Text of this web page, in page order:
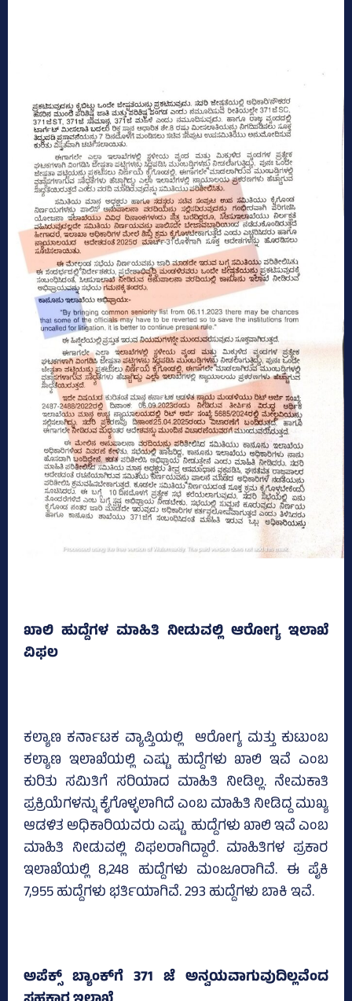
ಖಾಲಿ ಹುದ್ದೆಗಳ ಮಾಹಿತಿ ನೀಡುವಲ್ಲಿ ಆರೋಗ್ಯ ಇಲಾಖೆ
ವಿಫಲ
ಕಲ್ಯಾಣ ಕರ್ನಾಟಕ ವ್ಯಾಪ್ತಿಯಲ್ಲಿ ಆರೋಗ್ಯ ಮತ್ತು ಕುಟುಂಬ
ಕಲ್ಯಾಣ ಇಲಾಖೆಯಲ್ಲಿ ಎಷ್ಟು ಹುದ್ದೆಗಳು ಖಾಲಿ ಇವೆ ಎಂಬ
ಕುರಿತು ಸಮಿತಿಗೆ ಸರಿಯಾದ ಮಾಹಿತಿ ನೀಡಿಲ್ಲ. ನೇಮಕಾತಿ
ಪ್ರಕ್ರಿಯೆಗಳನ್ನು ಕೈಗೊಳ್ಳಲಾಗಿದೆ ಎಂಬ ಮಾಹಿತಿ ನೀಡಿದ್ದ ಮುಖ್ಯ
ಆಡಳಿತ ಅಧಿಕಾರಿಯವರು ಎಷ್ಟು ಹುದ್ದೆಗಳು ಖಾಲಿ ಇವೆ ಎಂಬ
ಮಾಹಿತಿ ನೀಡುವಲ್ಲಿ ವಿಫಲರಾಗಿದ್ದಾರೆ. ಮಾಹಿತಿಗಳ ಪ್ರಕಾರ
ಇಲಾಖೆಯಲ್ಲಿ 8,248 ಹುದ್ದೆಗಳು ಮಂಜೂರಾಗಿವೆ. ಈ ಪೈಕಿ
7,955 ಹುದ್ದೆಗಳು ಭರ್ತಿಯಾಗಿವೆ. 293 ಹುದ್ದೆಗಳು ಬಾಕಿ ಇವೆ.
ಅಪೆಕ್ಸ್‌ ಬ್ಯಾಂಕ್‌ಗೆ 371 ಜೆ ಅನ್ವಯವಾಗುವುದಿಲ್ಲವೆಂದ